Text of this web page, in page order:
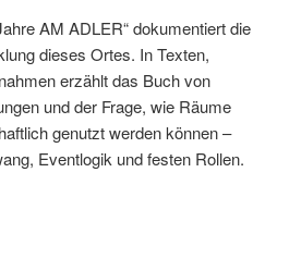
AM ADLER“ dokumentiert die
dieses Ortes. In Texten,
erzählt das Buch von
und der Frage, wie Räume
genutzt werden können –
Eventlogik und festen Rollen.